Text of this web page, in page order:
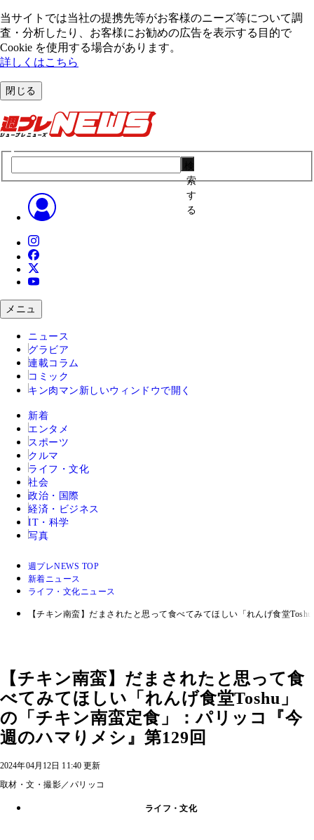
当サイトでは当社の提携先等がお客様のニーズ等について調
査・分析したり、お客様にお勧めの広告を表⽰する⽬的で
Cookie を使⽤する場合があります。
詳しくはこちら
閉じる
索
す
る
メニュ
ニュース
グラビア
連載コラム
コミック
キン肉マン 新しいウィンドウで開く
新着
エンタメ
スポーツ
クルマ
ライフ・文化
社会
政治・国際
経済・ビジネス
IT・科学
写真
週プレNEWS TOP
新着ニュース
ライフ・文化ニュース
【チキン南蛮】だまされたと思って食べてみてほしい「れんげ食堂
【チキン南蛮】だまされたと思って食
べてみてほしい「れんげ食堂Toshu」
の「チキン南蛮定食」：パリッコ『今
週のハマりメシ』第129回
2024年04月12日 11:40 更新
取材・文・撮影／パリッコ
ライフ・文化